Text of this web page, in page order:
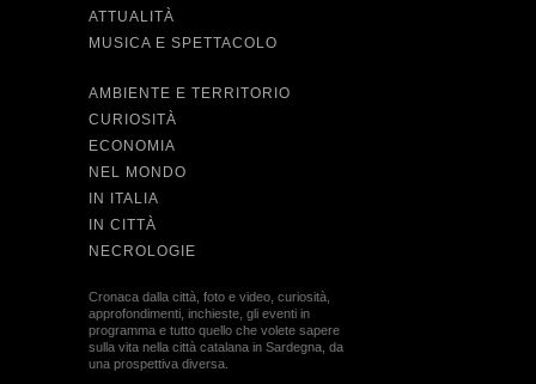
ATTUALITÀ
MUSICA E SPETTACOLO
AMBIENTE E TERRITORIO
CURIOSITÀ
ECONOMIA
NEL MONDO
IN ITALIA
IN CITTÀ
NECROLOGIE
Cronaca dalla città, foto e video, curiosità,
approfondimenti, inchieste, gli eventi in
programma e tutto quello che volete sapere
sulla vita nella città catalana in Sardegna, da
una prospettiva diversa.